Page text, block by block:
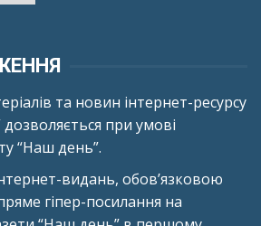
та новин інтернет-ресурсу
при умові
“Наш день”.
видань, обов’язковою
гіпер-посилання на